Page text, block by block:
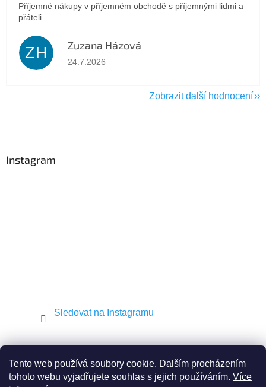
Tento web používá soubory cookie. Dalším procházením
tohoto webu vyjadřujete souhlas s jejich používáním. Více
Příjemné nákupy v příjemném obchodě s příjemnými lidmi a
přáteli
ZH Zuzana Házová
Hodnocení obchodu je 5 z 5 hvězdiček.
24.7.2026
Zobrazit další hodnocení
Instagram
Sledovat na Instagramu
Shekel.cz Torah.cz Kosher-coffee.cz